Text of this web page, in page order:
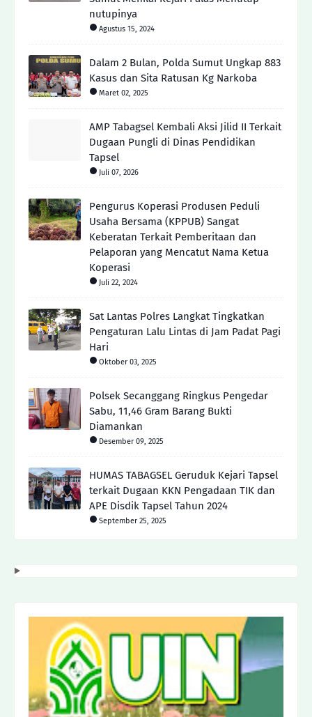
nutupinya
Agustus 15, 2024
Dalam 2 Bulan, Polda Sumut Ungkap 883
Kasus dan Sita Ratusan Kg Narkoba
Maret 02, 2025
AMP Tabagsel Kembali Aksi Jilid II Terkait
Dugaan Pungli di Dinas Pendidikan
Tapsel
Juli 07, 2026
Pengurus Koperasi Produsen Peduli
Usaha Bersama (KPPUB) Sangat
Keberatan Terkait Pemberitaan dan
Pelaporan yang Mencatut Nama Ketua
Koperasi
Juli 22, 2024
Sat Lantas Polres Langkat Tingkatkan
Pengaturan Lalu Lintas di Jam Padat Pagi
Hari
Oktober 03, 2025
Polsek Secanggang Ringkus Pengedar
Sabu, 11,46 Gram Barang Bukti
Diamankan
Desember 09, 2025
HUMAS TABAGSEL Geruduk Kejari Tapsel
terkait Dugaan KKN Pengadaan TIK dan
APE Disdik Tapsel Tahun 2024
September 25, 2025